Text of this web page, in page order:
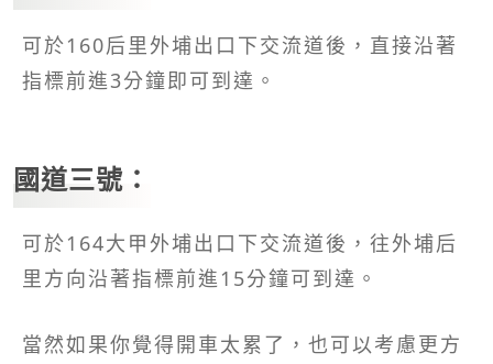
可於160后里外埔出口下交流道後，直接沿著
指標前進3分鐘即可到達。
國道三號：
可於164大甲外埔出口下交流道後，往外埔后
里方向沿著指標前進15分鐘可到達。
當然如果你覺得開車太累了，也可以考慮更方